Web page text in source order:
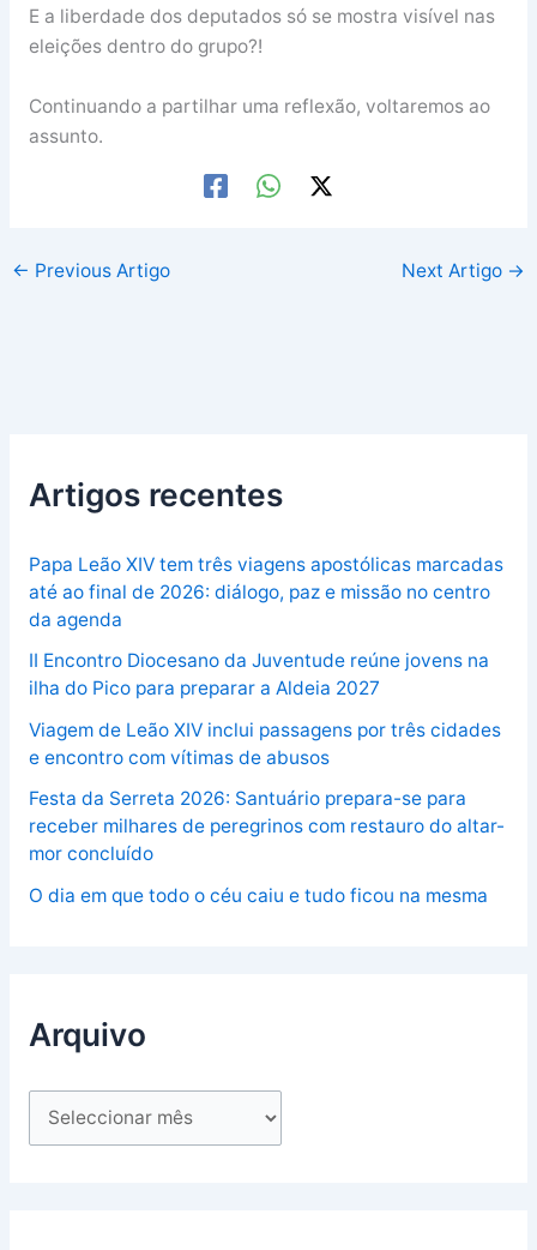
E a liberdade dos deputados só se mostra visível nas
eleições dentro do grupo?!
Continuando a partilhar uma reflexão, voltaremos ao
assunto.
← Previous Artigo Next Artigo →
Artigos recentes
Papa Leão XIV tem três viagens apostólicas marcadas
até ao final de 2026: diálogo, paz e missão no centro
da agenda
II Encontro Diocesano da Juventude reúne jovens na
ilha do Pico para preparar a Aldeia 2027
Viagem de Leão XIV inclui passagens por três cidades
e encontro com vítimas de abusos
Festa da Serreta 2026: Santuário prepara-se para
receber milhares de peregrinos com restauro do altar-
mor concluído
O dia em que todo o céu caiu e tudo ficou na mesma
Arquivo